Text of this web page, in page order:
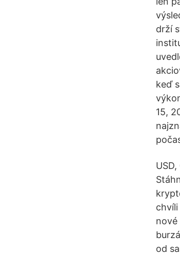
drží
keď
15,
nové
od